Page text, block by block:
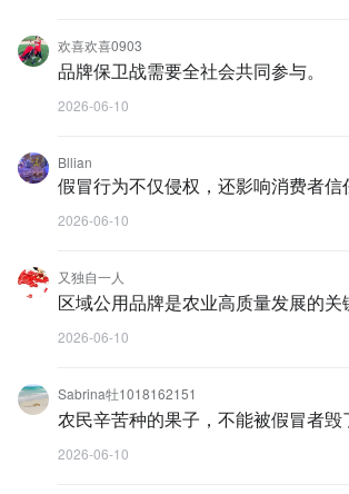
欢喜欢喜0903
品牌保卫战需要全社会共同参与。
2026-06-10
Bllian
假冒行为不仅侵权，还影响消费者信
2026-06-10
又独自一人
区域公用品牌是农业高质量发展的关
2026-06-10
Sabrina牡1018162151
农民辛苦种的果子，不能被假冒者毁
2026-06-10